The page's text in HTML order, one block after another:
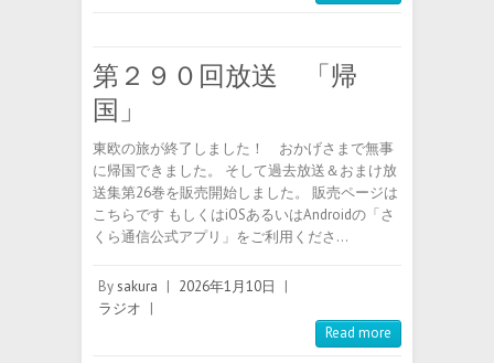
第２９０回放送 「帰
国」
東欧の旅が終了しました！ おかげさまで無事
に帰国できました。 そして過去放送＆おまけ放
送集第26巻を販売開始しました。 販売ページは
こちらです もしくはiOSあるいはAndroidの「さ
くら通信公式アプリ」をご利用くださ…
Bysakura | 2026年1月10日
|
ラジオ |
Read more